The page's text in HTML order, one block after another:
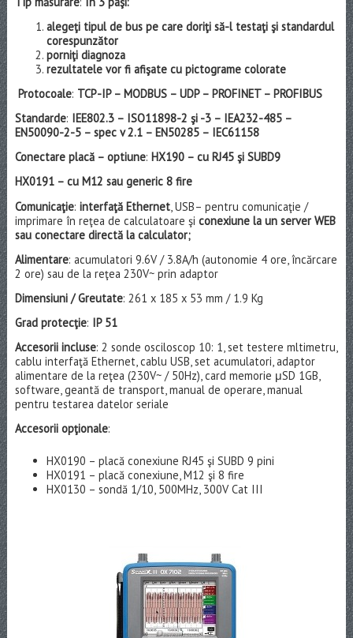
alegeţi tipul de bus pe care doriţi să-l testaţi şi standardul
corespunzător
porniţi diagnoza
rezultatele vor fi afişate cu pictograme colorate
Protocoale: TCP-IP – MODBUS – UDP – PROFINET – PROFIBUS
Standarde: IEE802.3 – ISO11898-2 şi -3 – IEA232-485 –
EN50090-2-5 – spec v 2.1 – EN50285 – IEC61158
Conectare placă – optiune: HX190 – cu RJ45 şi SUBD9
HX0191 – cu M12 sau generic 8 fire
Comunicaţie: interfaţă Ethernet, USB– pentru comunicaţie /
imprimare în reţea de calculatoare şi conexiune la un server WEB
sau conectare directă la calculator;
Alimentare: acumulatori 9.6V / 3.8A/h (autonomie 4 ore, încărcare
2 ore) sau de la reţea 230V~ prin adaptor
Dimensiuni / Greutate: 261 x 185 x 53 mm / 1.9 Kg
Grad protecţie: IP 51
Accesorii incluse: 2 sonde osciloscop 10: 1, set testere mltimetru,
cablu interfaţă Ethernet, cablu USB, set acumulatori, adaptor
alimentare de la reţea (230V~ / 50Hz), card memorie μSD 1GB,
software, geantă de transport, manual de operare, manual
pentru testarea datelor seriale
Accesorii opţionale:
HX0190 – placă conexiune RJ45 şi SUBD 9 pini
HX0191 – placă conexiune, M12 şi 8 fire
HX0130 – sondă 1/10, 500MHz, 300V Cat III